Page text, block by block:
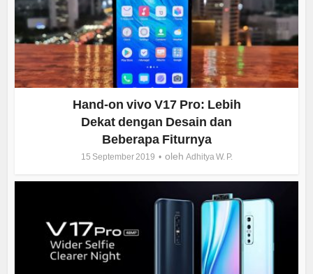
Hand-on vivo V17 Pro: Lebih
Dekat dengan Desain dan
Beberapa Fiturnya
15 September 2019 oleh Adhitya W. P.